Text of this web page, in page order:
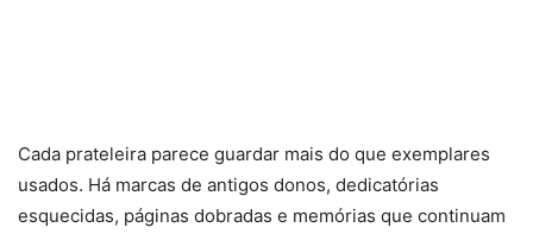
Cada prateleira parece guardar mais do que exemplares
usados. Há marcas de antigos donos, dedicatórias
esquecidas, páginas dobradas e memórias que continuam